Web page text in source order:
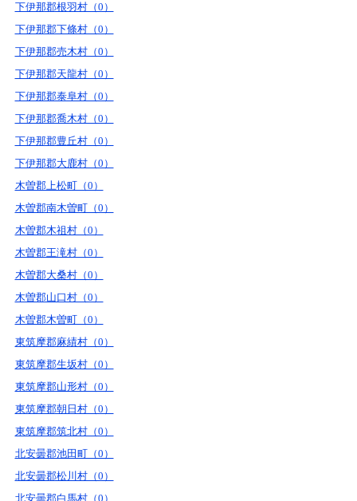
下伊那郡根羽村（0）
下伊那郡下條村（0）
下伊那郡売木村（0）
下伊那郡天龍村（0）
下伊那郡泰阜村（0）
下伊那郡喬木村（0）
下伊那郡豊丘村（0）
下伊那郡大鹿村（0）
木曽郡上松町（0）
木曽郡南木曽町（0）
木曽郡木祖村（0）
木曽郡王滝村（0）
木曽郡大桑村（0）
木曽郡山口村（0）
木曽郡木曽町（0）
東筑摩郡麻績村（0）
東筑摩郡生坂村（0）
東筑摩郡山形村（0）
東筑摩郡朝日村（0）
東筑摩郡筑北村（0）
北安曇郡池田町（0）
北安曇郡松川村（0）
北安曇郡白馬村（0）